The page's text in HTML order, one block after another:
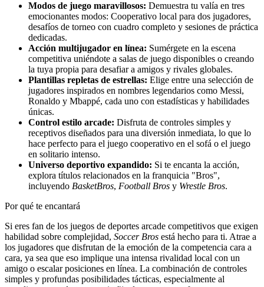
Modos de juego maravillosos: Demuestra tu valía en tres
emocionantes modos: Cooperativo local para dos jugadores,
desafíos de torneo con cuadro completo y sesiones de práctica
dedicadas.
Acción multijugador en línea: Sumérgete en la escena
competitiva uniéndote a salas de juego disponibles o creando
la tuya propia para desafiar a amigos y rivales globales.
Plantillas repletas de estrellas: Elige entre una selección de
jugadores inspirados en nombres legendarios como Messi,
Ronaldo y Mbappé, cada uno con estadísticas y habilidades
únicas.
Control estilo arcade: Disfruta de controles simples y
receptivos diseñados para una diversión inmediata, lo que lo
hace perfecto para el juego cooperativo en el sofá o el juego
en solitario intenso.
Universo deportivo expandido: Si te encanta la acción,
explora títulos relacionados en la franquicia "Bros",
incluyendo BasketBros, Football Bros y Wrestle Bros.
Por qué te encantará
Si eres fan de los juegos de deportes arcade competitivos que exigen
habilidad sobre complejidad, Soccer Bros está hecho para ti. Atrae a
los jugadores que disfrutan de la emoción de la competencia cara a
cara, ya sea que eso implique una intensa rivalidad local con un
amigo o escalar posiciones en línea. La combinación de controles
simples y profundas posibilidades tácticas, especialmente al